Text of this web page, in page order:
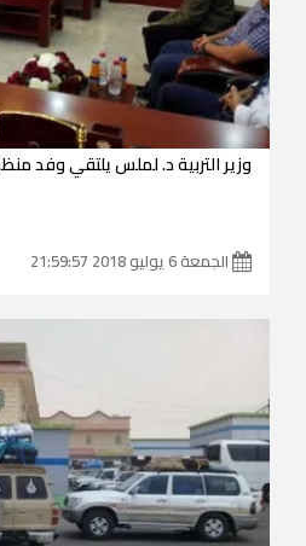
وزير التربية د. لملس يلتقي وفد
الجمعة 6 يوليو 2018 21:59:57